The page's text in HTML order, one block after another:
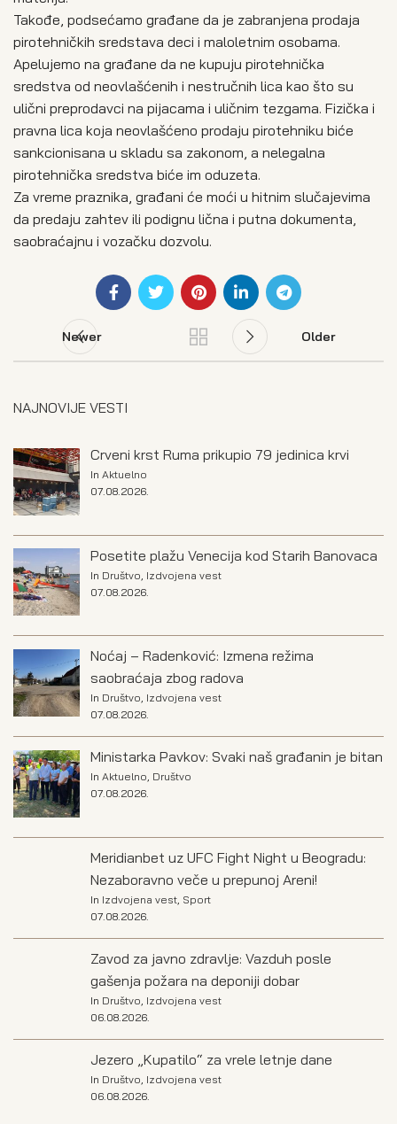
Takođe, podsećamo građane da je zabranjena prodaja
pirotehničkih sredstava deci i maloletnim osobama.
Apelujemo na građane da ne kupuju pirotehnička
sredstva od neovlašćenih i nestručnih lica kao što su
ulični preprodavci na pijacama i uličnim tezgama. Fizička i
pravna lica koja neovlašćeno prodaju pirotehniku biće
sankcionisana u skladu sa zakonom, a nelegalna
pirotehnička sredstva biće im oduzeta.
Za vreme praznika, građani će moći u hitnim slučajevima
da predaju zahtev ili podignu lična i putna dokumenta,
saobraćajnu i vozačku dozvolu.
Newer Older
NAJNOVIJE VESTI
Crveni krst Ruma prikupio 79 jedinica krvi
In Aktuelno
07.08.2026.
Posetite plažu Venecija kod Starih Banovaca
In Društvo Izdvojena vest
07.08.2026.
Noćaj – Radenković: Izmena režima
saobraćaja zbog radova
In Društvo, Izdvojena vest
07.08.2026.
Ministarka Pavkov: Svaki naš građanin je bitan
In Aktuelno, Društvo
07.08.2026.
Meridianbet uz UFC Fight Night u Beogradu:
Nezaboravno veče u prepunoj Areni!
In Izdvojena vest, Sport
07.08.2026.
Zavod za javno zdravlje: Vazduh posle
gašenja požara na deponiji dobar
In Društvo Izdvojena vest
06.08.2026.
Jezero „Kupatilo“ za vrele letnje dane
In Društvo Izdvojena vest
06.08.2026.